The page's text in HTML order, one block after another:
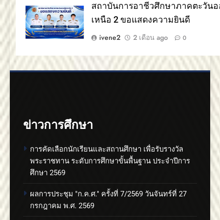
สถาบันการอาชีวศึกษาภาคตะวันอ
เหนือ 2 ขอแสดงความยินดี
ivene2
2 เดือน ago 0
ข่าวการศึกษา
การคัดเลือกนักเรียนและสถานศึกษา เพื่อรับรางวัล
พระราชทาน ระดับการศึกษาขั้นพื้นฐาน ประจำปีการ
ศึกษา 2569
ผลการประชุม "ก.ค.ศ." ครั้งที่ 7/2569 วันจันทร์ที่ 27
กรกฎาคม พ.ศ. 2569